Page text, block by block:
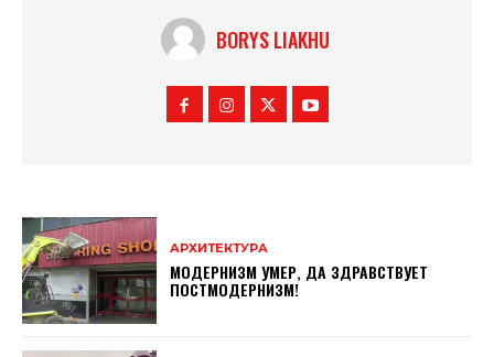
BORYS LIAKHU
АРХИТЕКТУРА
МОДЕРНИЗМ УМЕР, ДА ЗДРАВСТВУЕТ
ПОСТМОДЕРНИЗМ!